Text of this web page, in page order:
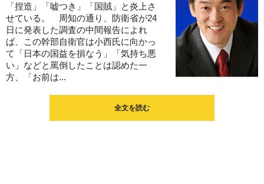
「捏造」「嘘つき」「国賊」と炎上さ
せている。 周知の通り、防衛省が24
日に発表した調査の中間報告によれ
ば、この幹部自衛官は小西氏に向かっ
て「日本の国益を損なう」「気持ち悪
い」などと罵倒したことは認めた一
方、「お前は...
全文を読む